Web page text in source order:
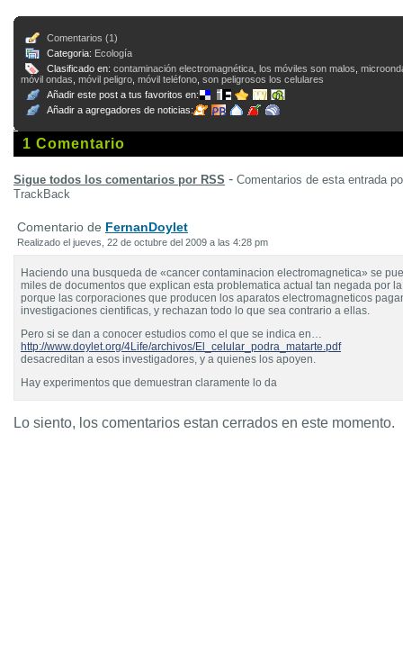
Comentarios (1)
Categoria: Ecología
Clasificado en: contaminación electromagnética los móviles son malos
móvil ondas móvil peligro móvil teléfono son peligrosos los celulares
Añadir este post a tus favoritos en:
Añadir a agregadores de noticias:
1 Comentario
Sigue todos los comentarios por RSS - Comentarios de esta entrada
TrackBack
Comentario de FernanDoylet
Realizado el jueves, 22 de octubre del 2009 a las 4:28 pm
Haciendo una busqueda de «cancer contaminacion electromagnetica» se
miles de documentos que explican esta problematica actual tan negada por
porque las corporaciones que producen los aparatos electromagneticos
investigaciones cientificas, y rechazan todo lo que sea contrario a ellas.
Pero si se dan a conocer estudios como el que se indica en…
http://www.doylet.org/4Life/archivos/El_celular_podra_matarte.pdf
desacreditan a esos investigadores, y a quienes los apoyen.
Hay experimentos que demuestran claramente lo da
Lo siento, los comentarios estan cerrados en este momento.